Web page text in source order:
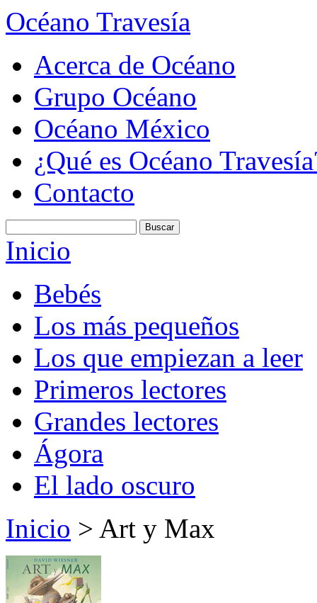
Océano Travesía
Acerca de Océano
Grupo Océano
Océano México
¿Qué es Océano
Contacto
Inicio
Bebés
Los más pequeños
Los que empiezan a leer
Primeros lectores
Grandes lectores
Ágora
El lado oscuro
Inicio > Art y Max